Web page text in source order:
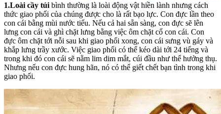
1.Loài cầy túi bình thường là loài động vật hiền lành nhưng cách
thức giao phối của chúng được cho là rất bạo lực. Con đực lần theo
con cái bằng mùi nước tiểu. Nếu cả hai sẵn sàng, con đực sẽ lên
lưng con cái và ghì chặt lưng bằng việc ôm chặt cổ con cái. Con
đực ôm chặt tới nỗi sau khi giao phối xong, con cái sưng vù gáy và
khắp lưng trầy xước. Việc giao phối có thể kéo dài tới 24 tiếng và
trong khi đó con cái sẽ nằm lim dim mắt, cúi đầu như thể hưởng thụ.
Nhưng nếu con đực hung hãn, nó có thể giết chết bạn tình trong khi
giao phối.